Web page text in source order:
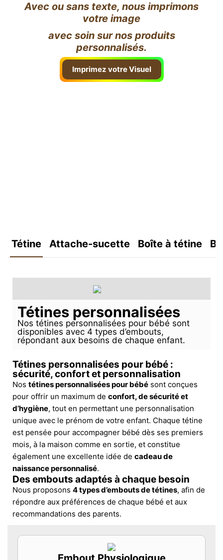
Avec ou sans texte, nous imprimons
votre image
avec soin sur nos produits
personnalisés.
Imprimez votre Visuel
Tétine Attache-sucette Boîte à tétine
Tétines personnalisées
Nos tétines personnalisées pour bébé sont
disponibles avec 4 types d’embouts,
répondant aux besoins de chaque enfant.
Tétines personnalisées pour bébé :
sécurité, confort et personnalisation
Nos tétines personnalisées pour bébé sont conçues
pour offrir un maximum de confort, de sécurité et
d’hygiène, tout en permettant une personnalisation
unique avec le prénom de votre enfant. Chaque tétine
est pensée pour accompagner bébé dès ses premiers
mois, à la maison comme en sortie, et constitue
également une excellente idée de cadeau de
naissance personnalisé.
Des embouts adaptés à chaque besoin
Nous proposons 4 types d’embouts de tétines, afin de
répondre aux préférences de chaque bébé et aux
recommandations des parents.